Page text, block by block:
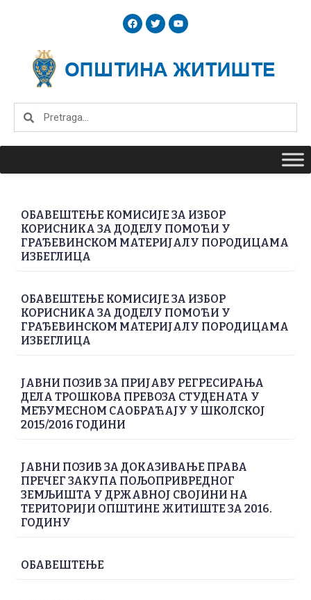
F
a
c
o
o
T
w
i
e
r
Y
o
u
b
e
Search
ОБАВЕШТЕЊЕ КОМИСИЈЕ ЗА ИЗБОР
КОРИСНИКА ЗА ДОДЕЛУ ПОМОЋИ У
ГРАЂЕВИНСКОМ МАТЕРИЈАЛУ ПОРОДИЦАМА
ИЗБЕГЛИЦА
ОБАВЕШТЕЊЕ КОМИСИЈЕ ЗА ИЗБОР
КОРИСНИКА ЗА ДОДЕЛУ ПОМОЋИ У
ГРАЂЕВИНСКОМ МАТЕРИЈАЛУ ПОРОДИЦАМА
ИЗБЕГЛИЦА
ЈАВНИ ПОЗИВ ЗА ПРИЈАВУ РЕГРЕСИРАЊА
ДЕЛА ТРОШКОВА ПРЕВОЗА СТУДЕНАТА У
МЕЂУМЕСНОМ САОБРАЋАЈУ У ШКОЛСКОЈ
2015/2016 ГОДИНИ
ЈАВНИ ПОЗИВ ЗА ДОКАЗИВАЊЕ ПРАВА
ПРЕЧЕГ ЗАКУПА ПОЉОПРИВРЕДНОГ
ЗЕМЉИШТА У ДРЖАВНОЈ СВОЈИНИ НА
ТЕРИТОРИЈИ ОПШТИНЕ ЖИТИШТЕ ЗА 2016.
ГОДИНУ
ОБАВЕШТЕЊЕ